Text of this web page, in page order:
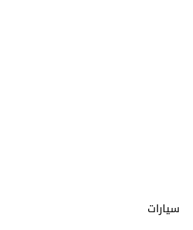
سيارات